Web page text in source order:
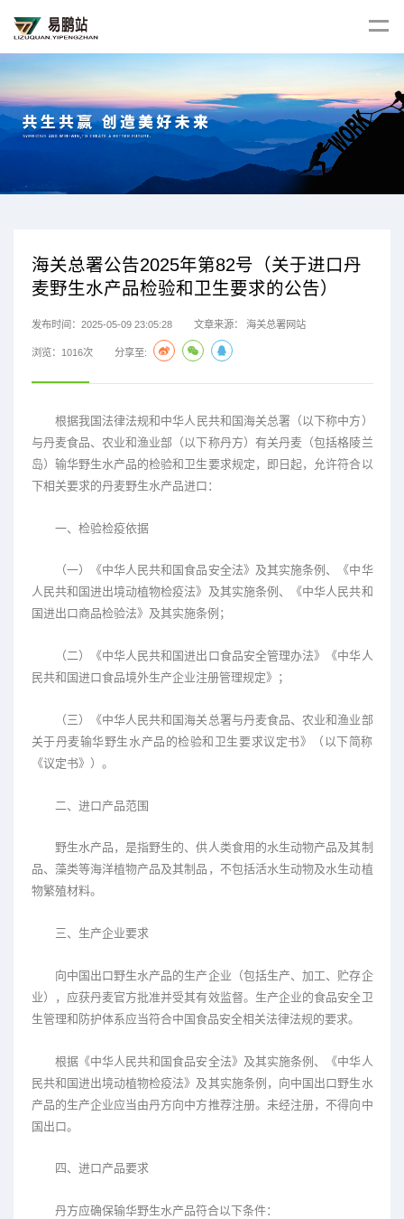
海关总署公告2025年第82号（关于进口丹
麦野生水产品检验和卫生要求的公告）
发布时间：2025-05-09 23:05:28 文章来源： 海关总署网站
浏览：1016次 分享至:
根据我国法律法规和中华人民共和国海关总署（以下称中方）
与丹麦食品、农业和渔业部（以下称丹方）有关丹麦（包括格陵兰
岛）输华野生水产品的检验和卫生要求规定，即日起，允许符合以
下相关要求的丹麦野生水产品进口：
一、检验检疫依据
（一）《中华人民共和国食品安全法》及其实施条例、《中华
人民共和国进出境动植物检疫法》及其实施条例、《中华人民共和
国进出口商品检验法》及其实施条例；
（二）《中华人民共和国进出口食品安全管理办法》《中华人
民共和国进口食品境外生产企业注册管理规定》；
（三）《中华人民共和国海关总署与丹麦食品、农业和渔业部
关于丹麦输华野生水产品的检验和卫生要求议定书》（以下简称
《议定书》）。
二、进口产品范围
野生水产品，是指野生的、供人类食用的水生动物产品及其制
品、藻类等海洋植物产品及其制品，不包括活水生动物及水生动植
物繁殖材料。
三、生产企业要求
向中国出口野生水产品的生产企业（包括生产、加工、贮存企
业），应获丹麦官方批准并受其有效监督。生产企业的食品安全卫
生管理和防护体系应当符合中国食品安全相关法律法规的要求。
根据《中华人民共和国食品安全法》及其实施条例、《中华人
民共和国进出境动植物检疫法》及其实施条例，向中国出口野生水
产品的生产企业应当由丹方向中方推荐注册。未经注册，不得向中
国出口。
四、进口产品要求
丹方应确保输华野生水产品符合以下条件：